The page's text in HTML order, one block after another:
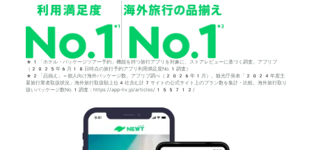
*1「ホテル・パッケージツアー予約」機能を持つ旅行アプリを対象に、ストアレビューに基づく調査。アプリブ
（2025年6月18日時点の旅行予約アプリ利用満足度No.1調査）
*2「品揃え」＝個人向け海外パッケージ数。アプリブ調べ（2026年1月）。観光庁発表「2024年度主
要旅行業者取扱状況」海外旅行取扱額上位4社含む計7サイトの公式サイト上のプラン数を集計・比較。海外旅行取り
扱いパッケージ数No.1調査：https://app-liv.jp/articles/155712/